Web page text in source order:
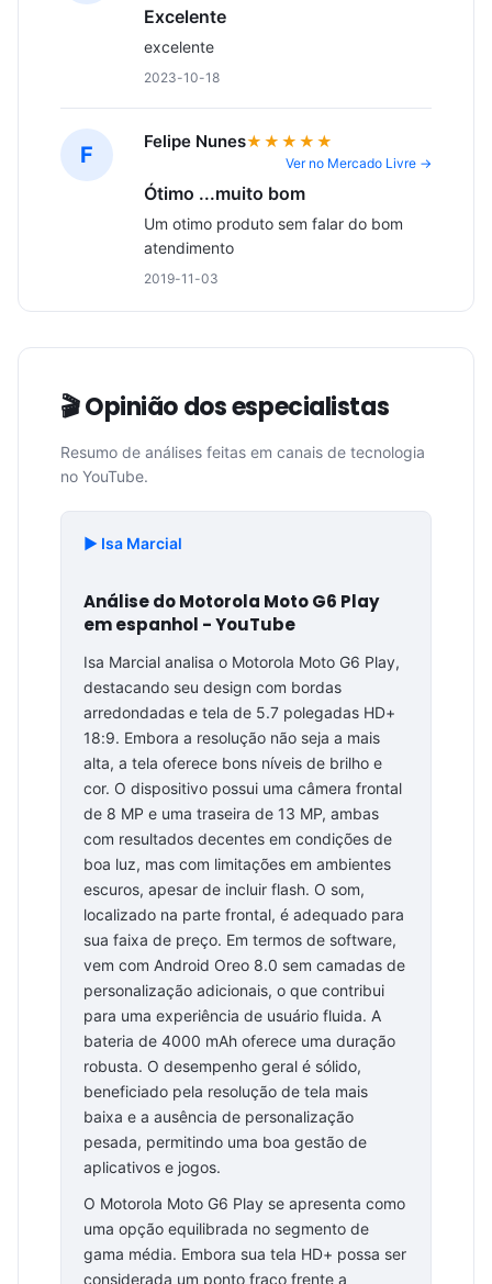
Excelente
excelente
2023-10-18
F Felipe Nunes★★★★★
Ver no Mercado Livre →
Ótimo ...muito bom
Um otimo produto sem falar do bom
atendimento
2019-11-03
🎬 Opinião dos especialistas
Resumo de análises feitas em canais de tecnologia
no YouTube.
▶️ Isa Marcial
Análise do Motorola Moto G6 Play
em espanhol - YouTube
Isa Marcial analisa o Motorola Moto G6 Play,
destacando seu design com bordas
arredondadas e tela de 5.7 polegadas HD+
18:9. Embora a resolução não seja a mais
alta, a tela oferece bons níveis de brilho e
cor. O dispositivo possui uma câmera frontal
de 8 MP e uma traseira de 13 MP, ambas
com resultados decentes em condições de
boa luz, mas com limitações em ambientes
escuros, apesar de incluir flash. O som,
localizado na parte frontal, é adequado para
sua faixa de preço. Em termos de software,
vem com Android Oreo 8.0 sem camadas de
personalização adicionais, o que contribui
para uma experiência de usuário fluida. A
bateria de 4000 mAh oferece uma duração
robusta. O desempenho geral é sólido,
beneficiado pela resolução de tela mais
baixa e a ausência de personalização
pesada, permitindo uma boa gestão de
aplicativos e jogos.
O Motorola Moto G6 Play se apresenta como
uma opção equilibrada no segmento de
gama média. Embora sua tela HD+ possa ser
considerada um ponto fraco frente a